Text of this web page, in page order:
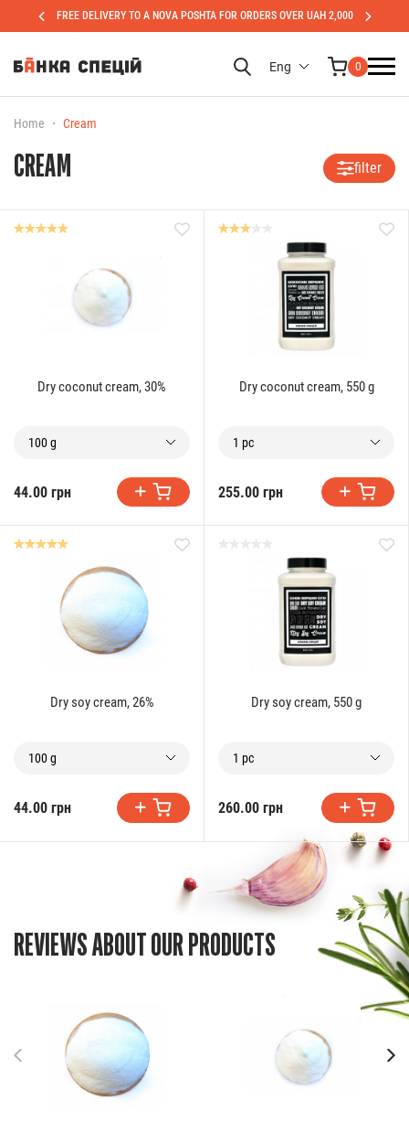
FREE DELIVERY TO A NOVA POSHTA FOR ORDERS OVER UAH 2,000
Eng 0
Home Cream
CREAM filter
Dry coconut cream, 30%
100 g
44.00 грн
Dry coconut cream, 550 g
1 pc
255.00 грн
Dry soy cream, 26%
100 g
44.00 грн
Dry soy cream, 550 g
1 pc
260.00 грн
REVIEWS ABOUT OUR PRODUCTS